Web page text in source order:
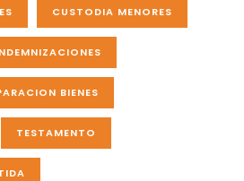
CUSTODIA MENORES
BIENES
TESTAMENTO